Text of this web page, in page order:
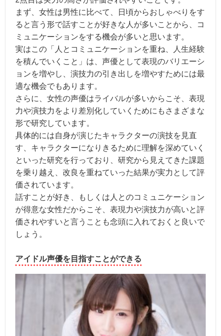
まず、女性は男性に比べて、日頃からおしゃべりをす
ると言う形で話すことが好きな人が多いことから、コ
ミュニケーションをする機会が多いと思います。
実はこの「人とコミュニケーションを重ね、人生経験
を積んでいくこと」は、声優として表現のバリエーシ
ョンを増やし、演技力の引き出しを増やすためには最
適な機会でもあります。
さらに、女性の声優はライバルが多いからこそ、表現
力や演技力をより差別化していくためにもさまざまな
形で研究しています。
具体的には自身が演じたキャラクターの演技を見直
す、キャラクターになりきるために理解を深めていく
といった研究を行っており、研究から見えてきた課題
を乗り越え、改良を重ねていった結果が実力として評
価されています。
話すことが好き、もしくは人とのコミュニケーション
が得意な女性だからこそ、表現力や演技力が高いと評
価されやすいと言うことも念頭に入れておくと良いで
しょう。
アイドル声優を目指すことができる